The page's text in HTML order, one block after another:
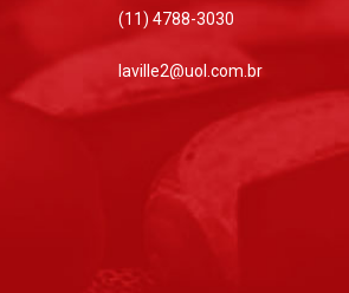
(11) 4788-3030
laville2@uol.com.br